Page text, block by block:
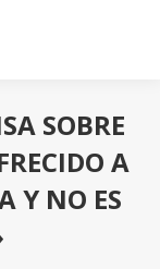
SOBRE
A
Y NO ES